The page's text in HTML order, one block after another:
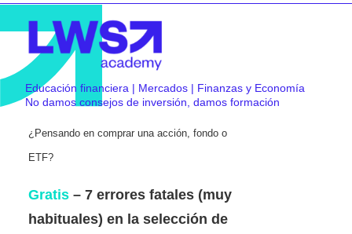
Educación financiera | Mercados | Finanzas y Economía
No damos consejos de inversión, damos formación
¿Pensando en comprar una acción, fondo o
ETF?
Gratis – 7 errores fatales (muy
habituales) en la selección de